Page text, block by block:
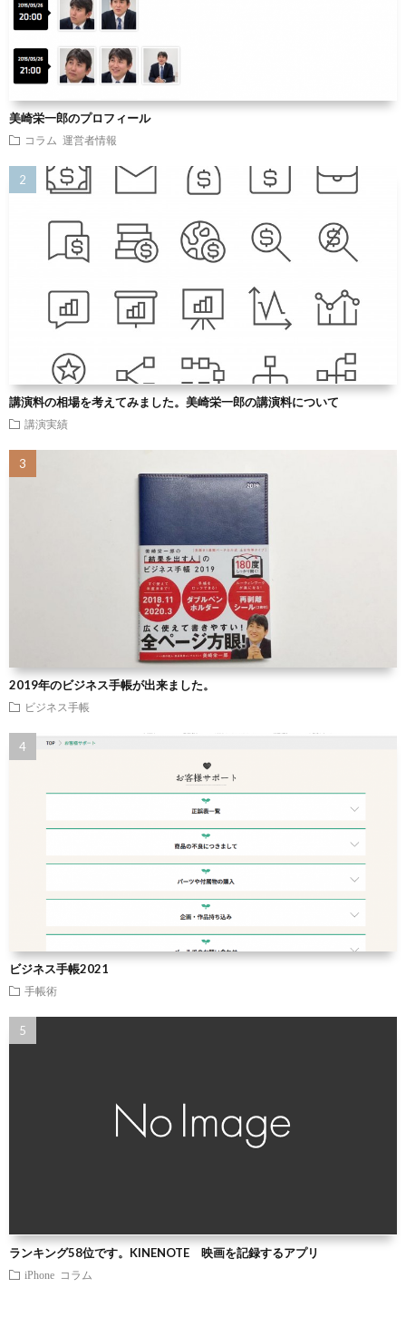
美崎栄一郎のプロフィール
コラム 運営者情報
講演料の相場を考えてみました。美崎栄一郎の講演料について
講演実績
2019年のビジネス手帳が出来ました。
ビジネス手帳
ビジネス手帳2021
手帳術
ランキング58位です。KINENOTE 映画を記録するアプリ
iPhone コラム